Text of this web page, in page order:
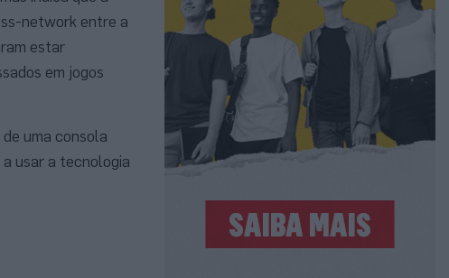
network entre a
estar
em jogos
uma consola
usar a tecnologia